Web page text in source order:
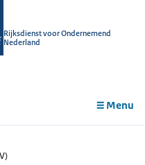
Rijksdienst voor Ondernemend
Nederland
Menu